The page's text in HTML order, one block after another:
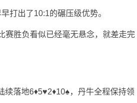
打出了10:1的碾压级优势。
赛胜负看似已经毫无悬念，就差走完
续落地6♦5♥2♦10♠，丹牛全程保持领